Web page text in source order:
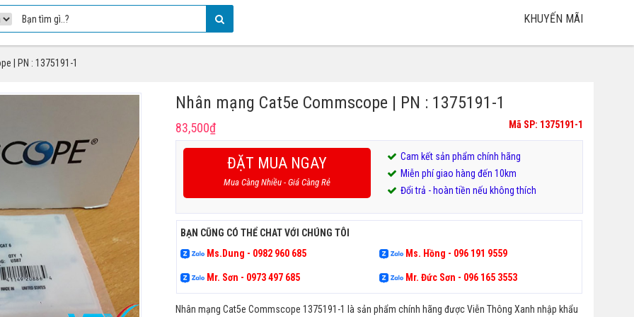
KHUYẾN MÃI
| PN : 1375191-1
Nhân mạng Cat5e Commscope | PN : 1375191-1
83,500₫ Mã SP: 1375191-1
ĐẶT MUA NGAY
Mua Càng Nhiều - Giá Càng Rẻ
Cam kết sản phẩm chính hãng
Miễn phí giao hàng đến 10km
Đổi trả - hoàn tiền nếu không thích
BẠN CŨNG CÓ THỂ CHAT VỚI CHÚNG TÔI
Ms.Dung - 0982 960 685
Ms. Hồng - 096 191 9559
Mr. Sơn - 0973 497 685 Mr. Đức Sơn - 096 165 3553
Nhân mạng Cat5e Commscope 1375191-1 là sản phẩm chính hãng được Viễn Thông Xanh nhập khẩu